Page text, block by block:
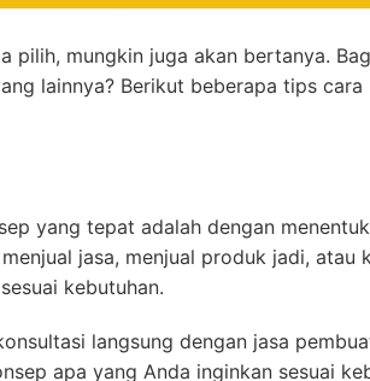
pilih, mungkin juga akan bertanya.
lainnya? Berikut beberapa tips cara
yang tepat adalah dengan
jasa, menjual produk jadi, atau
kebutuhan.
langsung dengan jasa
apa yang Anda inginkan sesuai